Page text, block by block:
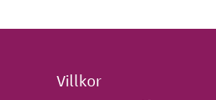
Villkor